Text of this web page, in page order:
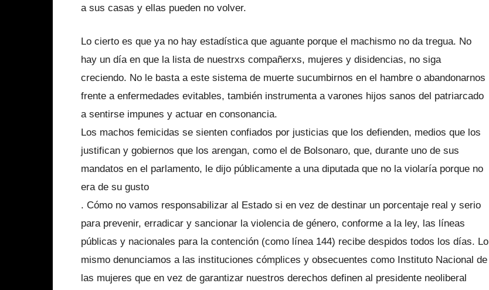
a sus casas y ellas pueden no volver.
Lo cierto es que ya no hay estadística que aguante porque el machismo no da tregua. No
hay un día en que la lista de nuestrxs compañerxs, mujeres y disidencias, no siga
creciendo. No le basta a este sistema de muerte sucumbirnos en el hambre o abandonarnos
frente a enfermedades evitables, también instrumenta a varones hijos sanos del patriarcado
a sentirse impunes y actuar en consonancia.
Los machos femicidas se sienten confiados por justicias que los defienden, medios que los
justifican y gobiernos que los arengan, como el de Bolsonaro, que, durante uno de sus
mandatos en el parlamento, le dijo públicamente a una diputada que no la violaría porque no
era de su gusto
. Cómo no vamos responsabilizar al Estado si en vez de destinar un porcentaje real y serio
para prevenir, erradicar y sancionar la violencia de género, conforme a la ley, las líneas
públicas y nacionales para la contención (como línea 144) recibe despidos todos los días. Lo
mismo denunciamos a las instituciones cómplices y obsecuentes como Instituto Nacional de
las mujeres que en vez de garantizar nuestros derechos definen al presidente neoliberal